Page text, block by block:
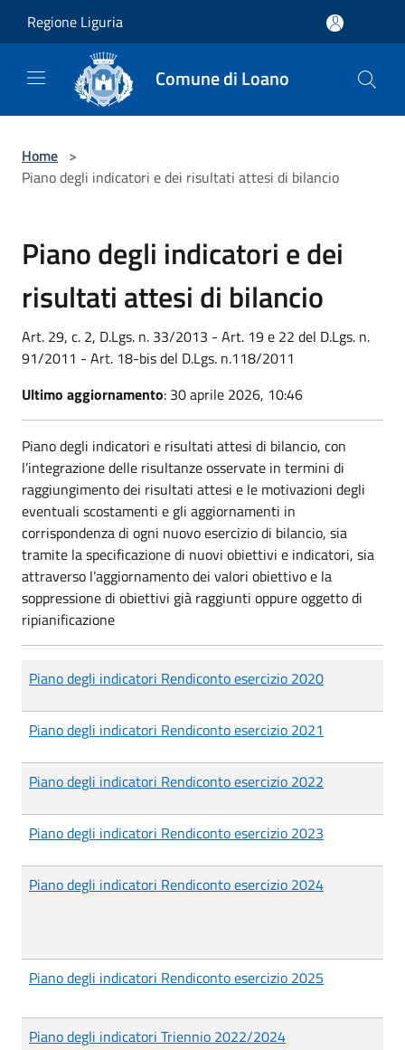
Regione Liguria
Comune di Loano
Home >
Piano degli indicatori e dei risultati attesi di bilancio
Piano degli indicatori e dei
risultati attesi di bilancio
Art. 29, c. 2, D.Lgs. n. 33/2013 - Art. 19 e 22 del D.Lgs. n.
91/2011 - Art. 18-bis del D.Lgs. n.118/2011
Ultimo aggiornamento: 30 aprile 2026, 10:46
Piano degli indicatori e risultati attesi di bilancio, con
l’integrazione delle risultanze osservate in termini di
raggiungimento dei risultati attesi e le motivazioni degli
eventuali scostamenti e gli aggiornamenti in
corrispondenza di ogni nuovo esercizio di bilancio, sia
tramite la specificazione di nuovi obiettivi e indicatori, sia
attraverso l’aggiornamento dei valori obiettivo e la
soppressione di obiettivi già raggiunti oppure oggetto di
ripianificazione
Piano degli indicatori Rendiconto esercizio 2020
Piano degli indicatori Rendiconto esercizio 2021
Piano degli indicatori Rendiconto esercizio 2022
Piano degli indicatori Rendiconto esercizio 2023
Piano degli indicatori Rendiconto esercizio 2024
Piano degli indicatori Rendiconto esercizio 2025
Piano degli indicatori Triennio 2022/2024